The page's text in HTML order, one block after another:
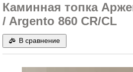
Каминная топка
/ Argento 860 CR/CL
В сравнение